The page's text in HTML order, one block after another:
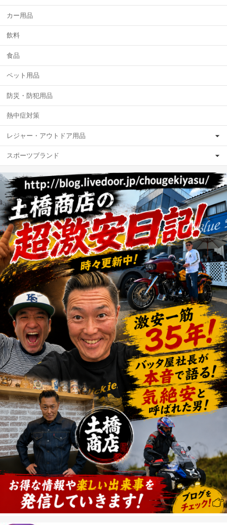
カー用品
飲料
食品
ペット用品
防災・防犯用品
熱中症対策
レジャー・アウトドア用品
スポーツブランド